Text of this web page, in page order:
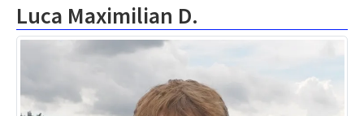
Luca Maximilian D.